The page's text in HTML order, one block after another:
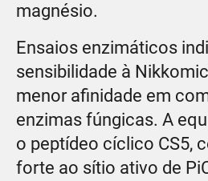
magnésio.
Ensaios enzimáticos
sensibilidade à
menor afinidade em
enzimas fúngicas. A
o peptídeo cíclico CS5,
forte ao sítio ativo de